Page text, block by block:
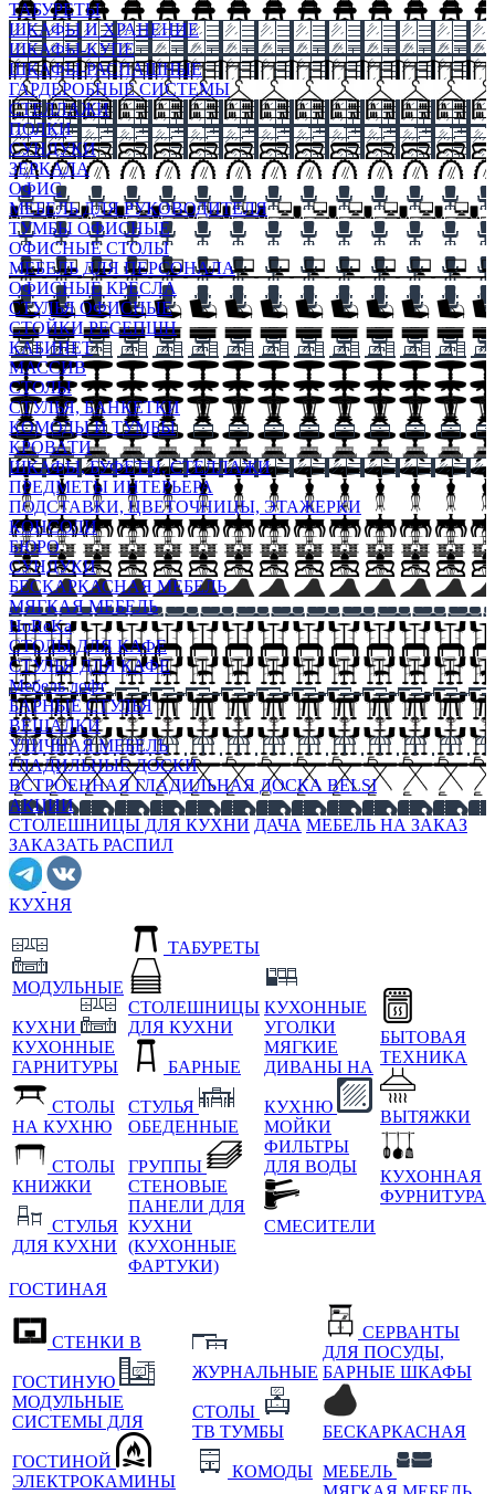
ТАБУРЕТЫ
ШКАФЫ И ХРАНЕНИЕ
ШКАФЫ-КУПЕ
ШКАФЫ-РАСПАШНЫЕ
ГАРДЕРОБНЫЕ СИСТЕМЫ
СТЕЛЛАЖИ
ПОЛКИ
СУНДУКИ
ЗЕРКАЛА
ОФИС
МЕБЕЛЬ ДЛЯ РУКОВОДИТЕЛЯ
ТУМБЫ ОФИСНЫЕ
ОФИСНЫЕ СТОЛЫ
МЕБЕЛЬ ДЛЯ ПЕРСОНАЛА
ОФИСНЫЕ КРЕСЛА
СТУЛЬЯ ОФИСНЫЕ
СТОЙКИ РЕСЕПШН
КАБИНЕТ
МАССИВ
СТОЛЫ
СТУЛЬЯ, БАНКЕТКИ
КОМОДЫ И ТУМБЫ
КРОВАТИ
ШКАФЫ, БУФЕТЫ, СТЕЛЛАЖИ
ПРЕДМЕТЫ ИНТЕРЬЕРА
ПОДСТАВКИ, ЦВЕТОЧНИЦЫ, ЭТАЖЕРКИ
КОНСОЛИ
БЮРО
СУНДУКИ
БЕСКАРКАСНАЯ МЕБЕЛЬ
МЯГКАЯ МЕБЕЛЬ
HoReKa
СТОЛЫ ДЛЯ КАФЕ
СТУЛЬЯ ДЛЯ КАФЕ
Мебель лофт
БАРНЫЕ СТУЛЬЯ
ВЕШАЛКИ
УЛИЧНАЯ МЕБЕЛЬ
ГЛАДИЛЬНЫЕ ДОСКИ
ВСТРОЕННАЯ ГЛАДИЛЬНАЯ ДОСКА BELSI
АКЦИИ
СТОЛЕШНИЦЫ ДЛЯ КУХНИ ДАЧА МЕБЕЛЬ НА ЗАКАЗ
ЗАКАЗАТЬ РАСПИЛ
КУХНЯ
МОДУЛЬНЫЕ
КУХНИ
КУХОННЫЕ
ГАРНИТУРЫ
СТОЛЫ
НА КУХНЮ
СТОЛЫ
КНИЖКИ
СТУЛЬЯ
ДЛЯ КУХНИ
ТАБУРЕТЫ
СТОЛЕШНИЦЫ
ДЛЯ КУХНИ
БАРНЫЕ
СТУЛЬЯ
ОБЕДЕННЫЕ
ГРУППЫ
СТЕНОВЫЕ
ПАНЕЛИ ДЛЯ
КУХНИ
(КУХОННЫЕ
ФАРТУКИ)
КУХОННЫЕ
УГОЛКИ
МЯГКИЕ
ДИВАНЫ НА
КУХНЮ
МОЙКИ
ФИЛЬТРЫ
ДЛЯ ВОДЫ
СМЕСИТЕЛИ
БЫТОВАЯ
ТЕХНИКА
ВЫТЯЖКИ
КУХОННАЯ
ФУРНИТУРА
ГОСТИНАЯ
СТЕНКИ В
ГОСТИНУЮ
МОДУЛЬНЫЕ
СИСТЕМЫ ДЛЯ
ГОСТИНОЙ
ЭЛЕКТРОКАМИНЫ
ЖУРНАЛЬНЫЕ
СТОЛЫ
ТВ ТУМБЫ
КОМОДЫ
СЕРВАНТЫ
ДЛЯ ПОСУДЫ,
БАРНЫЕ ШКАФЫ
БЕСКАРКАСНАЯ
МЕБЕЛЬ